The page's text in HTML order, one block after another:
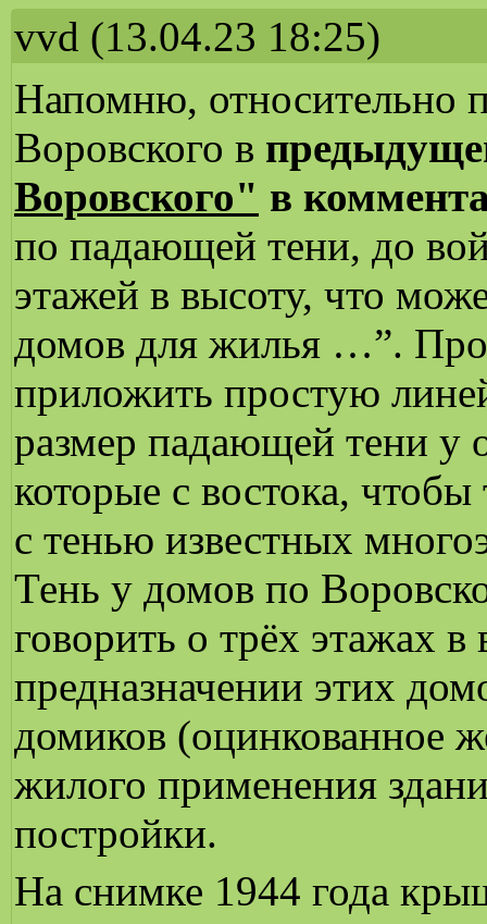
vvd (13.04.23 18:25)
Напомню, относительно
Воровского в
Воровского" в
по падающей тени, до
этажей в высоту, что
домов для жилья …”.
приложить простую
размер падающей тени у
которые с востока,
с тенью известных
Тень у домов по
говорить о трёх этажах в
предназначении этих
домиков (оцинкованное
жилого применения
постройки.
На снимке 1944 года